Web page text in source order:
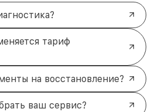
тариф
на восстановление?
ваш сервис?